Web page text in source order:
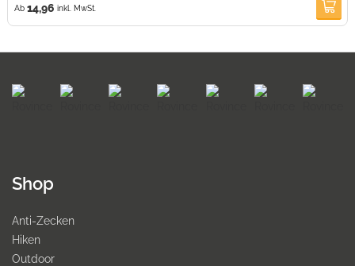
Ab 14,96 inkl. MwSt.
Shop
Anti-Zecken
Hiken
Outdoor